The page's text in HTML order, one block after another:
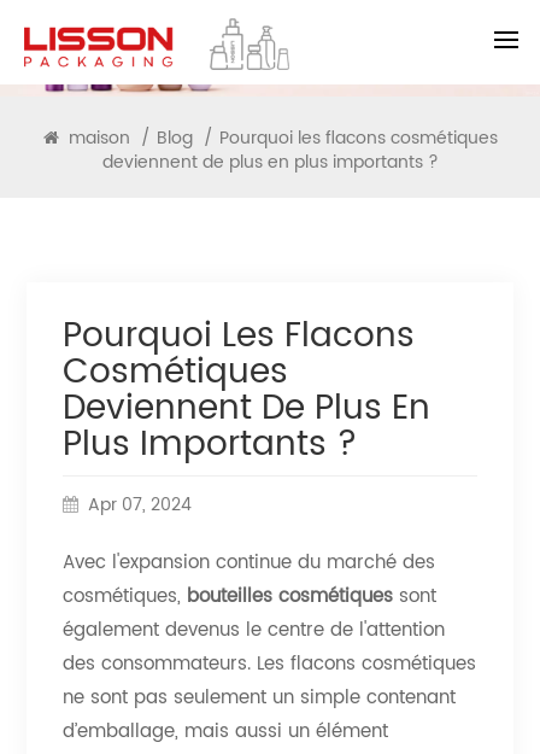
BLOG
maison / Blog / Pourquoi les flacons cosmétiques
deviennent de plus en plus importants ?
Pourquoi Les Flacons
Cosmétiques
Deviennent De Plus En
Plus Importants ?
Apr 07, 2024
Avec l'expansion continue du marché des
cosmétiques, bouteilles cosmétiques sont
également devenus le centre de l'attention
des consommateurs. Les flacons cosmétiques
ne sont pas seulement un simple contenant
d’emballage, mais aussi un élément